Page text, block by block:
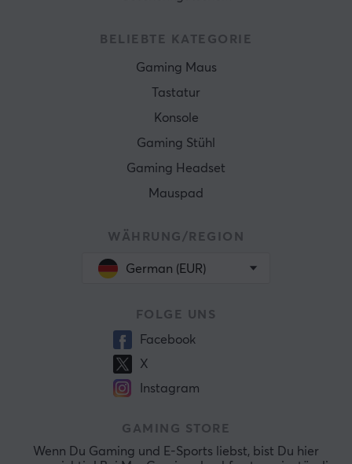
BELIEBTE KATEGORIE
Gaming Maus
Tastatur
Konsole
Gaming Stühl
Gaming Headset
Mauspad
WÄHRUNG/REGION
German (EUR)
FOLGE UNS
Facebook
X
Instagram
GAMING STORE
Wenn Du Gaming und E-Sports liebst, bist Du hier